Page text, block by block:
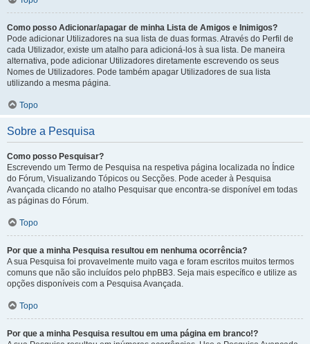
Como posso Adicionar/apagar de minha Lista de Amigos e Inimigos?
Pode adicionar Utilizadores na sua lista de duas formas. Através do Perfil de
cada Utilizador, existe um atalho para adicioná-los à sua lista. De maneira
alternativa, pode adicionar Utilizadores diretamente escrevendo os seus
Nomes de Utilizadores. Pode também apagar Utilizadores de sua lista
utilizando a mesma página.
Topo
Sobre a Pesquisa
Como posso Pesquisar?
Escrevendo um Termo de Pesquisa na respetiva página localizada no Índice
do Fórum, Visualizando Tópicos ou Secções. Pode aceder à Pesquisa
Avançada clicando no atalho Pesquisar que encontra-se disponível em todas
as páginas do Fórum.
Topo
Por que a minha Pesquisa resultou em nenhuma ocorrência?
A sua Pesquisa foi provavelmente muito vaga e foram escritos muitos termos
comuns que não são incluídos pelo phpBB3. Seja mais específico e utilize as
opções disponíveis com a Pesquisa Avançada.
Topo
Por que a minha Pesquisa resultou em uma página em branco!?